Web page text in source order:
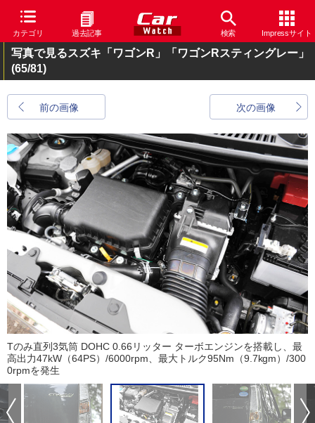
カテゴリ 過去記事 検索 Impressサイト
写真で見るスズキ「ワゴンR」「ワゴンRスティングレー」
(65/81)
前の画像 次の画像
Tのみ直列3気筒 DOHC 0.66リッター ターボエンジンを搭載し、最
高出力47kW（64PS）/6000rpm、最大トルク95Nm（9.7kgm）/300
0rpmを発生